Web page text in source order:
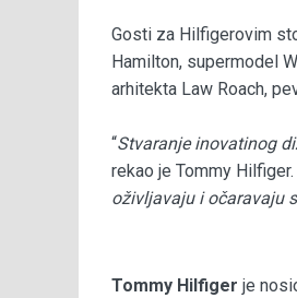
Gosti za Hilfigerovim
Hamilton, supermodel
arhitekta Law Roach,
“Stvaranje inovatinog
rekao je Tommy Hilfiger.
oživljavaju i očaravaju
Tommy Hilfiger je